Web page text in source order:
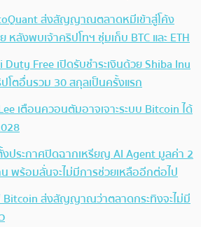
ส่งสัญญาณตลาดหมีเข้าสู่โค้ง
หลังพบเจ้าคริปโทฯ ซุ่มเก็บ BTC และ ETH
Duty Free เปิดรับชำระเงินด้วย Shiba Inu
ปโตอื่นรวม 30 สกุลเป็นครั้งแรก
เตือนควอนตัมอาจเจาะระบบ Bitcoin ได้
ประกาศปิดฉากเหรียญ AI Agent มูลค่า 2
พร้อมลั่นจะไม่มีการช่วยเหลืออีกต่อไป
ส่งสัญญาณว่าตลาดกระทิงจะไม่มี